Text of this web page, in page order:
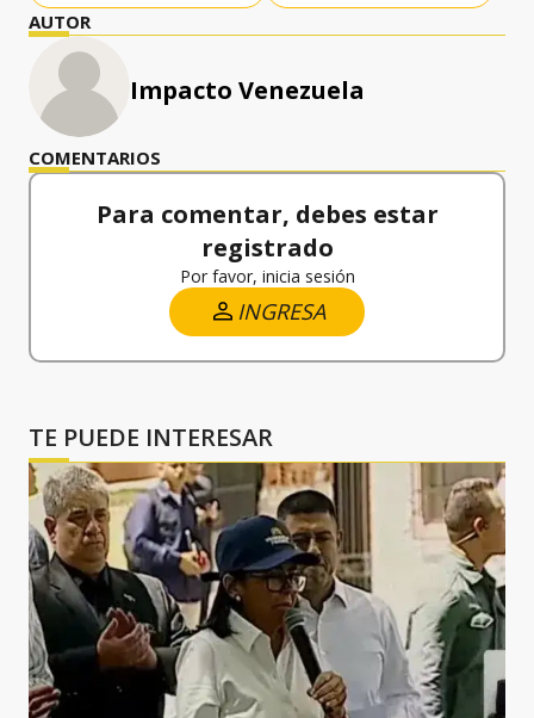
AUTOR
Impacto Venezuela
COMENTARIOS
Para comentar, debes estar
registrado
Por favor, inicia sesión
INGRESA
TE PUEDE INTERESAR